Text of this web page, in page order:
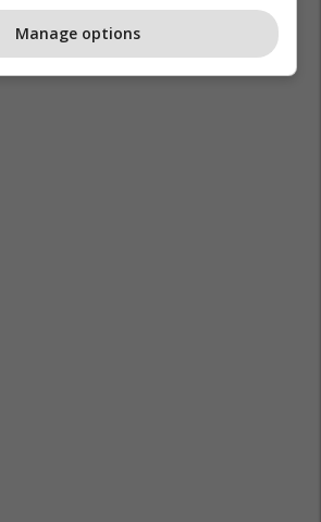
Manage options